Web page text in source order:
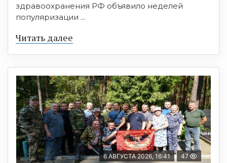
здравоохранения РФ объявило неделей
популяризации ...
Читать далее
6 АВГУСТА 2026, 16:41 47